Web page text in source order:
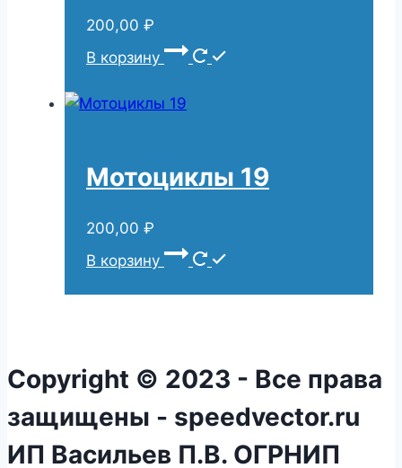
200,00 ₽
В корзину
Мотоциклы 19
200,00 ₽
В корзину
Copyright © 2023 - Все права
защищены - speedvector.ru
ИП Васильев П.В. ОГРНИП